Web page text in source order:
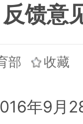
反馈意
部 收藏
年9月